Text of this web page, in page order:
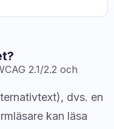
2.1/2.2 och
dvs. en
kan läsa